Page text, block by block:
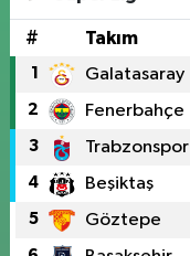
# Takım
1 Galatasaray
2 Fenerbahçe
3 Trabzonspor
4 Beşiktaş
5 Göztepe